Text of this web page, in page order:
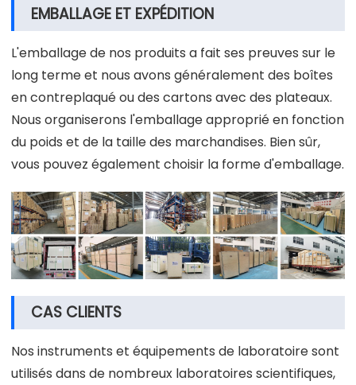
EMBALLAGE ET EXPÉDITION
L'emballage de nos produits a fait ses preuves sur le
long terme et nous avons généralement des boîtes
en contreplaqué ou des cartons avec des plateaux.
Nous organiserons l'emballage approprié en fonction
du poids et de la taille des marchandises. Bien sûr,
vous pouvez également choisir la forme d'emballage.
CAS CLIENTS
Nos instruments et équipements de laboratoire sont
utilisés dans de nombreux laboratoires scientifiques,